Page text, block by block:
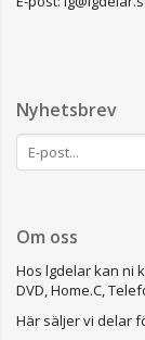
Nyhetsbrev
Om oss
Hos lgdelar kan ni
DVD, Home.C,
Här säljer vi delar